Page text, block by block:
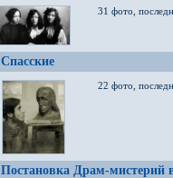
31 фото,
Спасские
22 фото,
Постановка Драм-мистерий